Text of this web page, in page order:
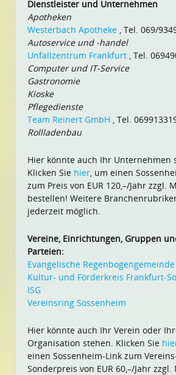
Dienstleister und Unternehmen
Apotheken
Westerbach Apotheke , Tel. 069/
Autoservice und -handel
Unfallzentrum Frankfurt , Tel.
Computer und IT-Service
Gastronomie
Kioske
Pflegedienste
Team Reinert GmbH , Tel.
Rollladenbau
Hier könnte auch Ihr Unternehmen
Klicken Sie hier, um einen
zum Preis von EUR 120,–/Jahr zzgl.
bestellen! Weitere
jederzeit möglich.
Vereine, Einrichtungen, Gruppen
Parteien:
Evangelische Regenbogengemeinde
Kultur- und Förderkreis Frankfurt-
ISG
Vereinsring Sossenheim
Hier könnte auch Ihr Verein oder
Organisation stehen. Klicken Sie
einen Sossenheim-Link zum
Sonderpreis von EUR 60,–/Jahr zzgl.